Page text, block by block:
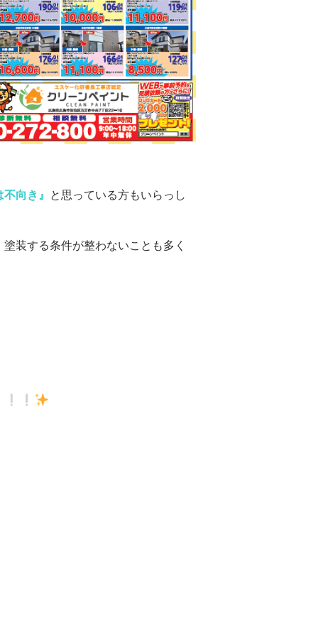
向き』
と思っている方もいらっし
装する条件が整わないことも多く